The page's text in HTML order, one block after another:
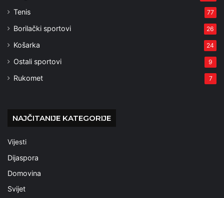
Tenis 77
Borilački sportovi 26
Košarka 24
Ostali sportovi 9
Rukomet 7
NAJČITANIJE KATEGORIJE
Vijesti
Dijaspora
Domovina
Svijet